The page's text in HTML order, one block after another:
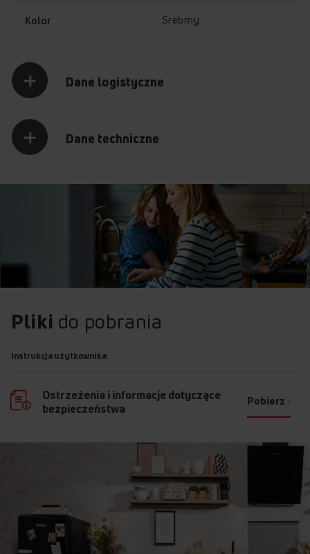
Kolor Srebrny
Dane logistyczne
Dane techniczne
Pliki do pobrania
Instrukcja użytkownika
Ostrzeżenia i informacje dotyczące
bezpieczeństwa
Pobierz